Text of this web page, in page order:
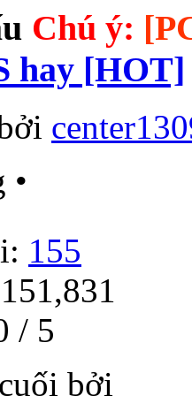
Chú ý:
hay [HOT]
•
155
/ 5
bởi